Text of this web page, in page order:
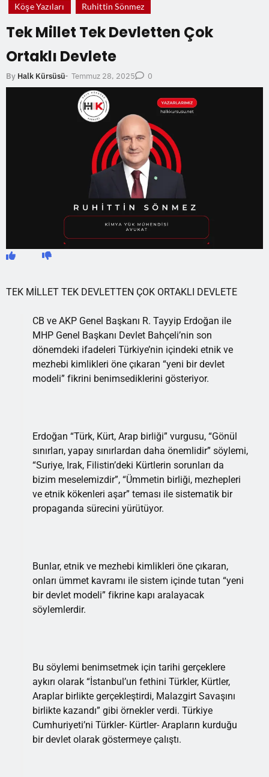
Köşe Yazıları Ruhittin Sönmez
Tek Millet Tek Devletten Çok
Ortaklı Devlete
By Halk Kürsüsü- Temmuz 28, 2025 0
TEK MİLLET TEK DEVLETTEN ÇOK ORTAKLI DEVLETE
CB ve AKP Genel Başkanı R. Tayyip Erdoğan ile
MHP Genel Başkanı Devlet Bahçeli’nin son
dönemdeki ifadeleri Türkiye’nin içindeki etnik ve
mezhebi kimlikleri öne çıkaran “yeni bir devlet
modeli” fikrini benimsediklerini gösteriyor.
Erdoğan “Türk, Kürt, Arap birliği” vurgusu, “Gönül
sınırları, yapay sınırlardan daha önemlidir” söylemi,
“Suriye, Irak, Filistin’deki Kürtlerin sorunları da
bizim meselemizdir”, “Ümmetin birliği, mezhepleri
ve etnik kökenleri aşar” teması ile sistematik bir
propaganda sürecini yürütüyor.
Bunlar, etnik ve mezhebi kimlikleri öne çıkaran,
onları ümmet kavramı ile sistem içinde tutan “yeni
bir devlet modeli” fikrine kapı aralayacak
söylemlerdir.
Bu söylemi benimsetmek için tarihi gerçeklere
aykırı olarak “İstanbul’un fethini Türkler, Kürtler,
Araplar birlikte gerçekleştirdi, Malazgirt Savaşını
birlikte kazandı” gibi örnekler verdi. Türkiye
Cumhuriyeti’ni Türkler- Kürtler- Arapların kurduğu
bir devlet olarak göstermeye çalıştı.